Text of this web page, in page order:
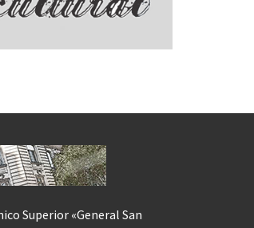
Superior «General San